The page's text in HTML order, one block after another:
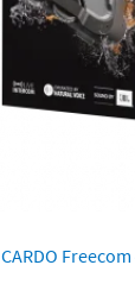
CARDO